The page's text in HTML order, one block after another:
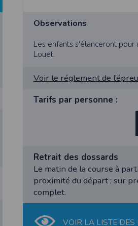
Observations
Les enfants s'élanceront
Louet.
Voir le réglement de
Tarifs par personne :
Retrait des dossards
Le matin de la course à
proximité du départ ; sur
complet.
VOIR LA LISTE DES
to the gallery. We collect
cards will be collected.